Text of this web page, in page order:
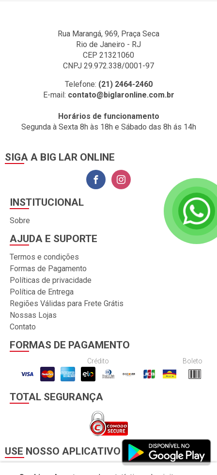
Rua Marangá, 969, Praça Seca
Rio de Janeiro - RJ
CEP 21321060
CNPJ 29.972.338/0001-97
Telefone: (21) 2464-2460
E-mail: contato@biglaronline.com.br
Horários de funcionamento
Segunda à Sexta 8h às 18h e Sábado das 8h ás 14h
SIGA A BIG LAR ONLINE
INSTITUCIONAL
Sobre
AJUDA E SUPORTE
Termos e condições
Formas de Pagamento
Políticas de privacidade
Política de Entrega
Regiões Válidas para Frete Grátis
Nossas Lojas
Contato
FORMAS DE PAGAMENTO
Crédito Boleto
TOTAL SEGURANÇA
USE NOSSO APLICATIVO